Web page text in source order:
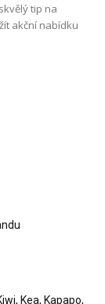
tip na
akční nabídku
Kea, Kapapo,